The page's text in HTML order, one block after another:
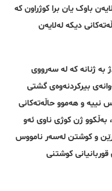
باوک یان برا کوژراون کە
دیکە لەلایەن
بە ژنانە کە لە سەرووی
بیرکردنەوەی گشتی
نییە و هەموو حاڵەتەکانی
بەڵکوو ژن کوژی ناوی ئەو
و کوشتن لەسەر نامووس
کوشتنی